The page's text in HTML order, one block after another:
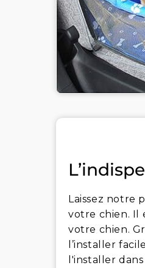
Laissez notre
votre chien. Il
votre chien.
l’installer
l'installer